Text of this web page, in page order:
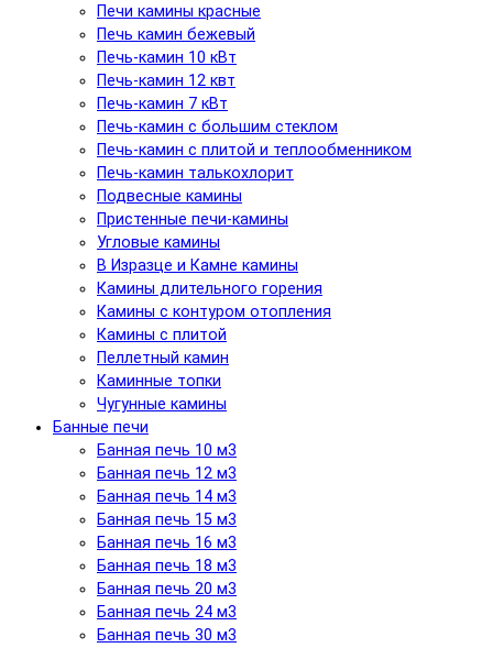
Печи камины красные
Печь камин бежевый
Печь-камин 10 кВт
Печь-камин 12 квт
Печь-камин 7 кВт
Печь-камин с большим стеклом
Печь-камин с плитой и теплообменником
Печь-камин талькохлорит
Подвесные камины
Пристенные печи-камины
Угловые камины
В Изразце и Камне камины
Камины длительного горения
Камины с контуром отопления
Камины с плитой
Пеллетный камин
Каминные топки
Чугунные камины
Банные печи
Банная печь 10 м3
Банная печь 12 м3
Банная печь 14 м3
Банная печь 15 м3
Банная печь 16 м3
Банная печь 18 м3
Банная печь 20 м3
Банная печь 24 м3
Банная печь 30 м3